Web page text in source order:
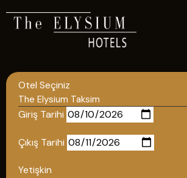
Otel Seçiniz
Giriş Tarihi
Çıkış Tarihi
Yetişkin
TÜM OTELLERIMIZ
POLITIKALAR
GIZLILIK POLITIKASI